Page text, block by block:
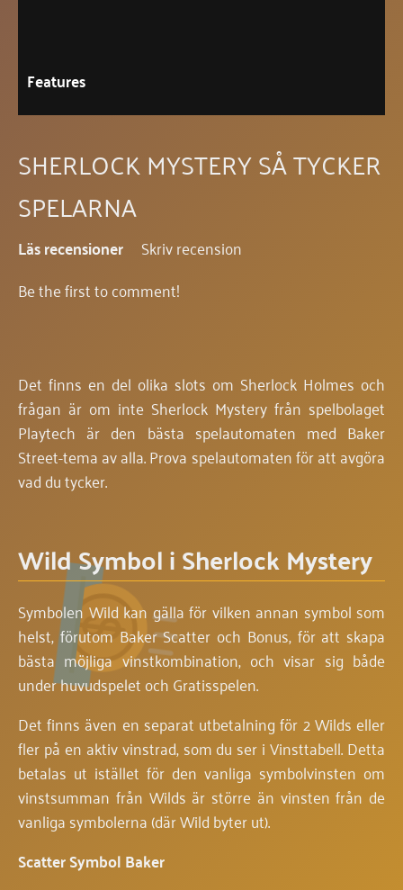
Features
SHERLOCK MYSTERY SÅ TYCKER
SPELARNA
Läs recensioner
Skriv recension
Be the first to comment!
Det finns en del olika slots om Sherlock Holmes och
frågan är om inte Sherlock Mystery från spelbolaget
Playtech är den bästa spelautomaten med Baker
Street-tema av alla. Prova spelautomaten för att avgöra
vad du tycker.
Wild Symbol i Sherlock Mystery
Symbolen Wild kan gälla för vilken annan symbol som
helst, förutom Baker Scatter och Bonus, för att skapa
bästa möjliga vinstkombination, och visar sig både
under huvudspelet och Gratisspelen.
Det finns även en separat utbetalning för 2 Wilds eller
fler på en aktiv vinstrad, som du ser i Vinsttabell. Detta
betalas ut istället för den vanliga symbolvinsten om
vinstsumman från Wilds är större än vinsten från de
vanliga symbolerna (där Wild byter ut).
Scatter Symbol Baker